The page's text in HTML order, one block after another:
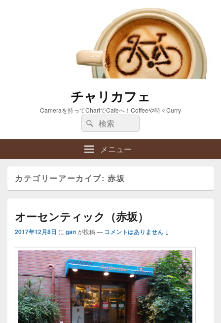
チャリカフェ
Cameraを持ってChariでCafeへ！Coffeeや時々Curry
検
索:
検
索
メニュー
カテゴリーアーカイブ:赤坂
オーセンティック（赤坂）
2017年12月8日 に ganが投稿 — コメントはありません ↓